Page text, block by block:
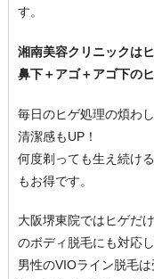
す。
湘南美容クリニックは
鼻下＋アゴ＋アゴ下の
毎日のヒゲ処理の煩わ
清潔感もUP！
何度剃っても生え続け
もお得です。
大阪堺東院ではヒゲだ
のボディ脱毛にも対応
男性のVIOライン脱毛